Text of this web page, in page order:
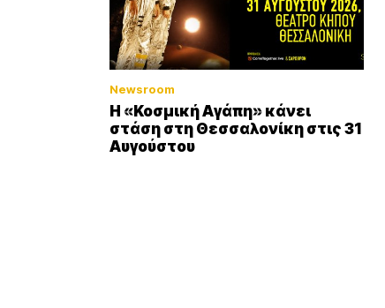
Newsroom
Η «Κοσμική Αγάπη» κάνει
στάση στη Θεσσαλονίκη στις 31
Αυγούστου